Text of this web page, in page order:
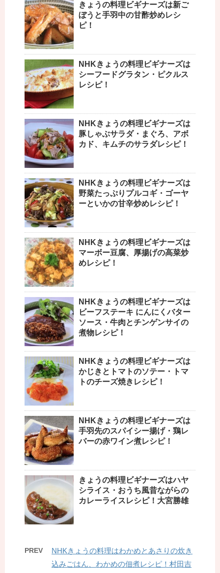
きょうの料理ビギナーズは新ご
ぼうと手羽中の甘酢炒めレシ
ピ！
NHKきょうの料理ビギナーズは
シーフードグラタン・ピクルス
レシピ！
NHKきょうの料理ビギナーズは
豚しゃぶサラダ・まぐろ、アボ
カド、キムチのサラダレシピ！
NHKきょうの料理ビギナーズは
野菜たっぷりプルコギ・ゴーヤ
ーといかの甘辛炒めレシピ！
NHKきょうの料理ビギナーズは
マーボー豆腐、厚揚げの高菜炒
めレシピ！
NHKきょうの料理ビギナーズは
ビーフステーキ にんにくバター
ソース・牛肉とチンゲンサイの
煮物レシピ！
NHKきょうの料理ビギナーズは
かじきとトマトのソテー・トマ
トのチーズ焼きレシピ！
NHKきょうの料理ビギナーズは
手羽先のスパイシー揚げ・鶏レ
バーの赤ワイン煮レシピ！
きょうの料理ビギナーズはハヤ
シライス・おうち風昔ながらの
カレーライスレシピ！大宮勝雄
PREV
NHKきょうの料理はわかめとあさりの炊き
込みごはん、わかめの佃煮レシピ！村田吉